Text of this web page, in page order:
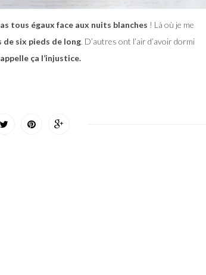
tous égaux face aux nuits blanches ! Là où je me
six pieds de long. D’autres ont l’air d’avoir dormi
ça l’injustice.